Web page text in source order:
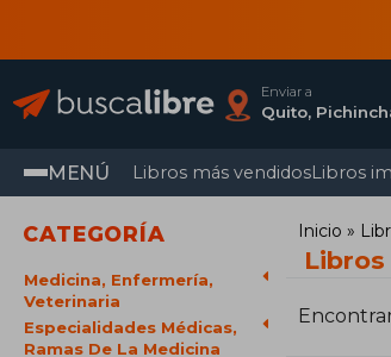
Enviar a
Quito,
MENÚ Libros más vendidosLibros
CATEGORÍA
Medicina, Enfermería,
Veterinaria
Especialidades Médicas,
Ramas De La Medicina
Inicio